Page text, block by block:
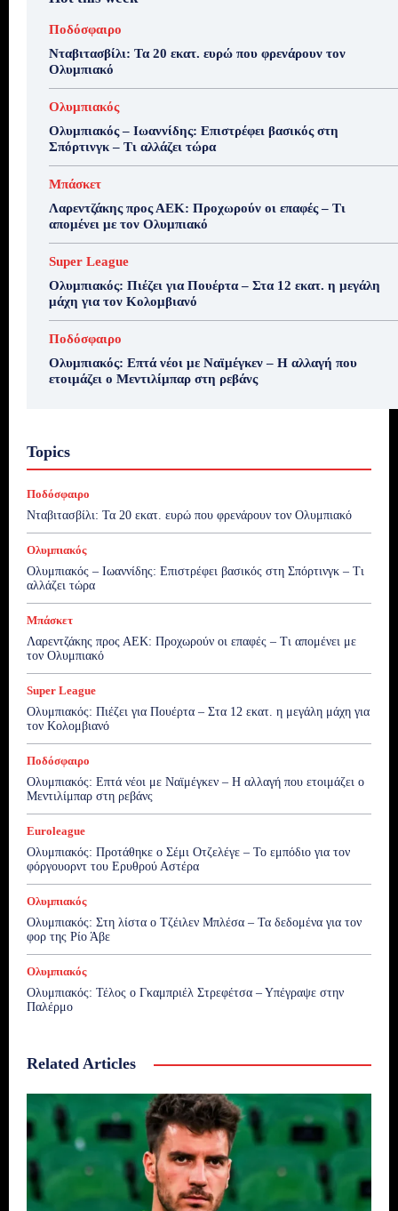
Ποδόσφαιρο
Νταβιτασβίλι: Τα 20 εκατ. ευρώ που φρενάρουν τον
Ολυμπιακό
Ολυμπιακός
Ολυμπιακός – Ιωαννίδης: Επιστρέφει βασικός στη
Σπόρτινγκ – Τι αλλάζει τώρα
Μπάσκετ
Λαρεντζάκης προς ΑΕΚ: Προχωρούν οι επαφές – Τι
απομένει με τον Ολυμπιακό
Super League
Ολυμπιακός: Πιέζει για Πουέρτα – Στα 12 εκατ. η μεγάλη
μάχη για τον Κολομβιανό
Ποδόσφαιρο
Ολυμπιακός: Επτά νέοι με Ναϊμέγκεν – Η αλλαγή που
ετοιμάζει ο Μεντιλίμπαρ στη ρεβάνς
Topics
Ποδόσφαιρο
Νταβιτασβίλι: Τα 20 εκατ. ευρώ που φρενάρουν τον Ολυμπιακό
Ολυμπιακός
Ολυμπιακός – Ιωαννίδης: Επιστρέφει βασικός στη Σπόρτινγκ – Τι
αλλάζει τώρα
Μπάσκετ
Λαρεντζάκης προς ΑΕΚ: Προχωρούν οι επαφές – Τι απομένει με
τον Ολυμπιακό
Super League
Ολυμπιακός: Πιέζει για Πουέρτα – Στα 12 εκατ. η μεγάλη μάχη για
τον Κολομβιανό
Ποδόσφαιρο
Ολυμπιακός: Επτά νέοι με Ναϊμέγκεν – Η αλλαγή που ετοιμάζει ο
Μεντιλίμπαρ στη ρεβάνς
Euroleague
Ολυμπιακός: Προτάθηκε ο Σέμι Οτζελέγε – Το εμπόδιο για τον
φόργουορντ του Ερυθρού Αστέρα
Ολυμπιακός
Ολυμπιακός: Στη λίστα ο Τζέιλεν Μπλέσα – Τα δεδομένα για τον
φορ της Ρίο Άβε
Ολυμπιακός
Ολυμπιακός: Τέλος ο Γκαμπριέλ Στρεφέτσα – Υπέγραψε στην
Παλέρμο
Related Articles